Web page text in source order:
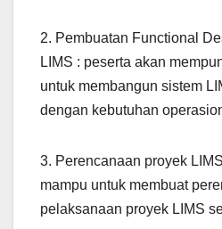
2. Pembuatan Functional
LIMS : peserta akan
untuk membangun sistem
dengan kebutuhan
3. Perencanaan proyek
mampu untuk membuat
pelaksanaan proyek LIMS